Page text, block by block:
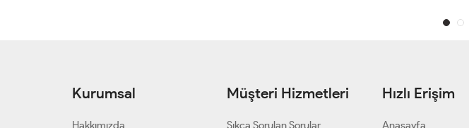
Kurumsal
Hakkımızda
Müşteri Hizmetleri
Sıkça Sorulan Sorular
Hızlı Erişim
Anasayfa